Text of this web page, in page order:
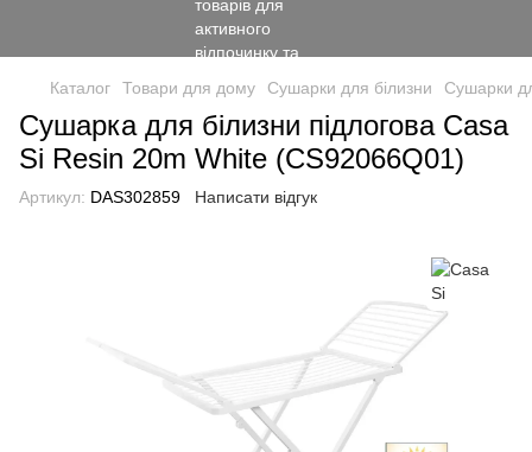
Каталог Товари для дому Сушарки для білизни Сушарки
Сушарка для білизни підлогова Casa
Si Resin 20m White (CS92066Q01)
Артикул: DAS302859 Написати відгук